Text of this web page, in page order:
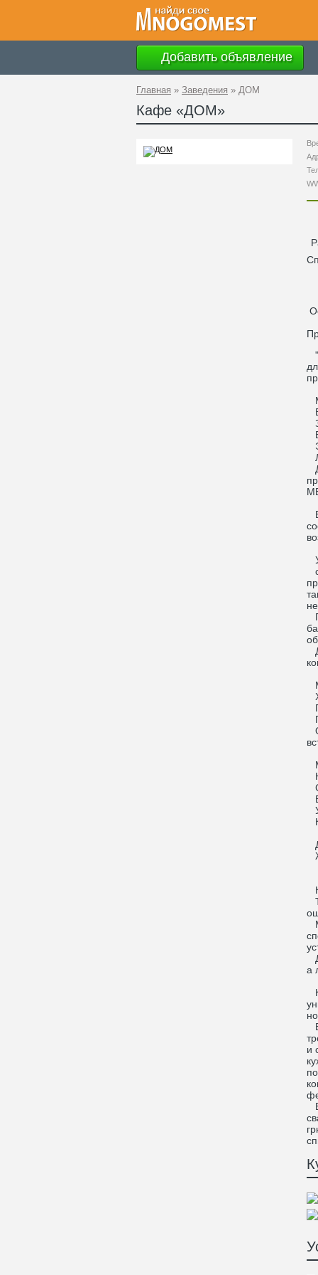
Добавить объявление
Главная » Заведения » ДОМ
Кафе «ДОМ»
а
и